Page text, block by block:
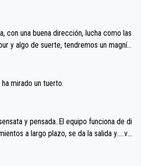
con una buena dirección, lucha como las
y algo de suerte, tendremos un magnífi
mirado un tuerto.
y pensada..El equipo funciona de di
a largo plazo, se da la salida y…..ve
da pena vivir estos momentos tan